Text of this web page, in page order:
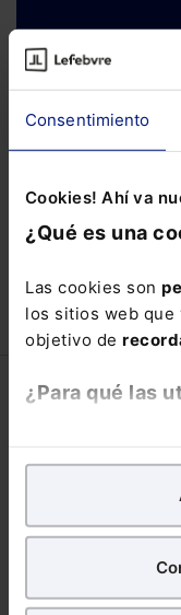
Consentimiento
Cookies! Ahí va
¿Qué es una
Las cookies son
los sitios web que
objetivo de
¿Para qué las
analíticospara
nuestra página
para poder
¿Qué puedes
¿Has olvidado tu
Si todavía no
está
Corporativo
Nuestro equipo
Librerías asociadas